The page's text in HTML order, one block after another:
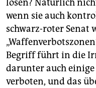
lösen? Natürlich
wenn sie auch
schwarz-roter Senat
Begriff führt in die
darunter auch einige
verboten, und das